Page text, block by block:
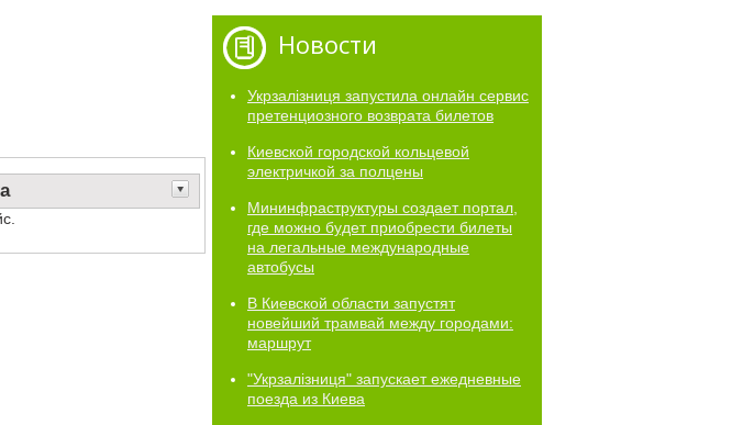
Новости
Укрзалізниця запустила онлайн сервис
претенциозного возврата билетов
Киевской городской кольцевой
электричкой за полцены
Мининфраструктуры создает портал,
где можно будет приобрести билеты
на легальные международные
автобусы
В Киевской области запустят
новейший трамвай между городами:
маршрут
"Укрзалізниця" запускает ежедневные
поезда из Киева